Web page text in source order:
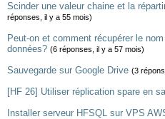
Scinder une valeur chaine et la
réponses, il y a 55 mois)
Peut-on et comment récupérer le
données? (6 réponses, il y a 57 mois)
Sauvegarde sur Google Drive (3
[HF 26] Utiliser réplication spare en
Installer serveur HFSQL sur VPS